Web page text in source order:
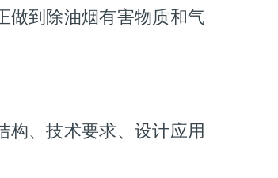
做到除油烟有害物质和气
构、技术要求、设计应用